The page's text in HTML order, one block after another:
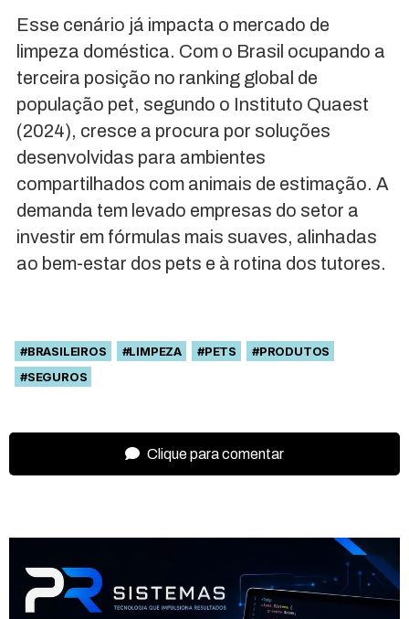
Esse cenário já impacta o mercado de
limpeza doméstica. Com o Brasil ocupando a
terceira posição no ranking global de
população pet, segundo o Instituto Quaest
(2024), cresce a procura por soluções
desenvolvidas para ambientes
compartilhados com animais de estimação. A
demanda tem levado empresas do setor a
investir em fórmulas mais suaves, alinhadas
ao bem-estar dos pets e à rotina dos tutores.
#BRASILEIROS #LIMPEZA #PETS
#PRODUTOS
#SEGUROS
Clique para comentar